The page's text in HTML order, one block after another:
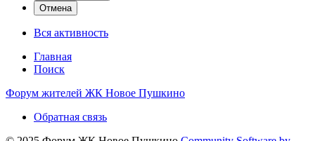
Отмена
Вся активность
Главная
Поиск
Форум жителей ЖК Новое Пушкино
Обратная связь